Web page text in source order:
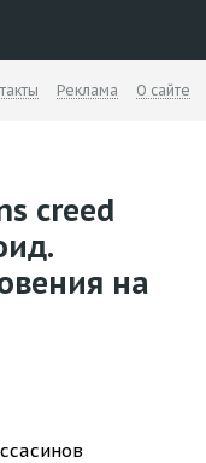
Реклама О сайте
creed
на